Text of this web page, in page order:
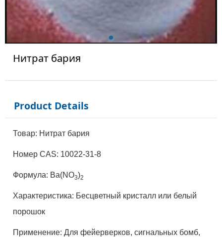
Нитрат бария
Product Details
Товар: Нитрат бария
Номер CAS: 10022-31-8
Формула: Ba(NO3)2
Характеристика: Бесцветный кристалл или белый
порошок
Применение: Для фейерверков, сигнальных бомб,